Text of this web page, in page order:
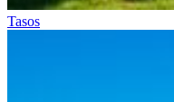
Tasos